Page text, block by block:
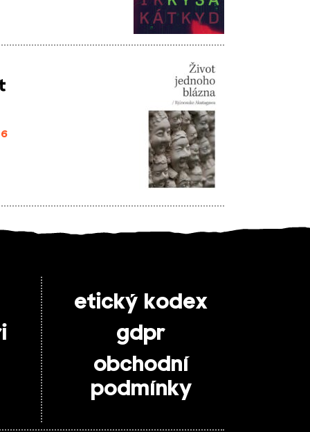
etický kodex
gdpr
obchodní
podmínky